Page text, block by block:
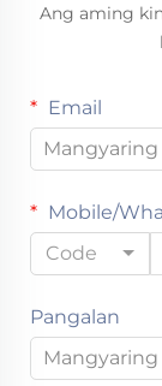
Ang aming
Email
Mobile/
Code
Pangalan